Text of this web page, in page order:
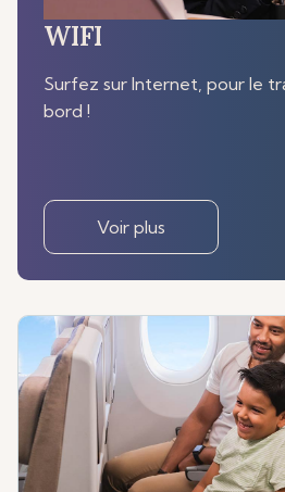
WIFI
Surfez sur Internet, pour le
bord !
Voir plus